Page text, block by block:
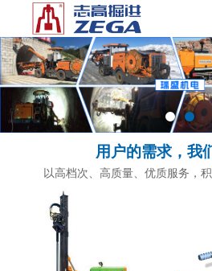
用户的需求，我
以高档次、高质量、优质服务